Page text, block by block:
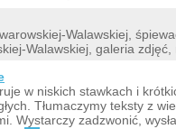
Walawskiej,
Walawskiej, galeria
w niskich stawkach i
Tłumaczymy teksty z
Wystarczy zadzwonić,